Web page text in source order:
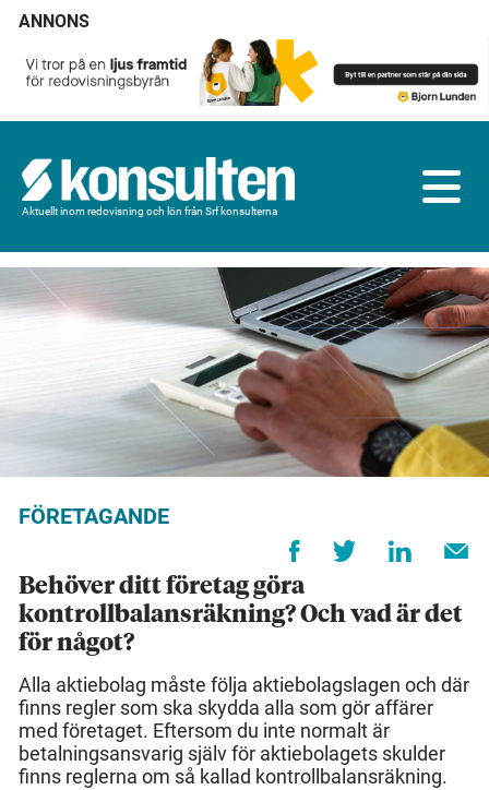
ANNONS
Aktuellt inom redovisning och lön från Srf konsulterna
FÖRETAGANDE
Behöver ditt företag göra
kontrollbalansräkning? Och vad är det
för något?
Alla aktiebolag måste följa aktiebolagslagen och där
finns regler som ska skydda alla som gör affärer
med företaget. Eftersom du inte normalt är
betalningsansvarig själv för aktiebolagets skulder
finns reglerna om så kallad kontrollbalansräkning.